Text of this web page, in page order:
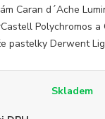
Caran d´Ache
Polychromos a
pastelky Derwent
Skladem